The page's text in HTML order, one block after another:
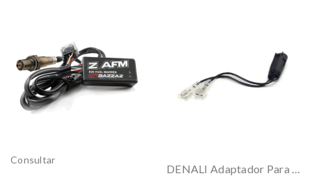
Consultar
DENALI Adaptador Para SoundBomb - OEM BMW